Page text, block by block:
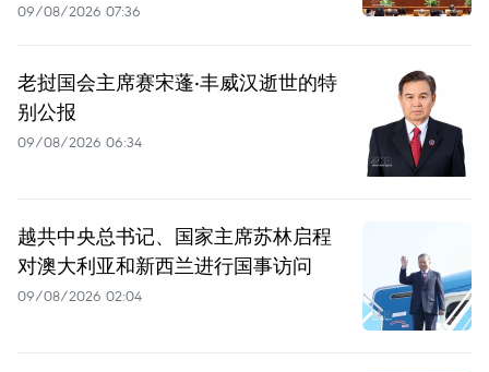
09/08/2026 07:36
老挝国会主席赛宋蓬·丰威汉逝世的特
别公报
09/08/2026 06:34
越共中央总书记、国家主席苏林启程
对澳大利亚和新西兰进行国事访问
09/08/2026 02:04